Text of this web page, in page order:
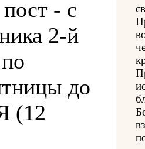
- с
2-й
до
(12